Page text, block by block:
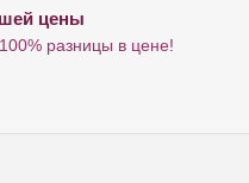
цены
разницы в цене!